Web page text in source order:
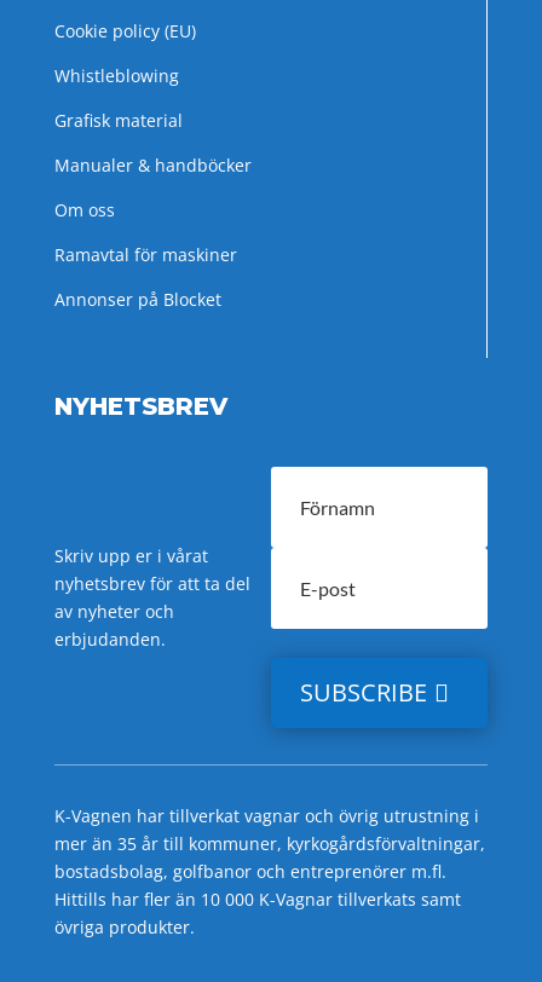
Cookie policy (EU)
Whistleblowing
Grafisk material
Manualer & handböcker
Om oss
Ramavtal för maskiner
Annonser på Blocket
NYHETSBREV
Skriv upp er i vårat
nyhetsbrev för att ta del
av nyheter och
erbjudanden.
SUBSCRIBE
K-Vagnen har tillverkat vagnar och övrig utrustning i
mer än 35 år till kommuner, kyrkogårdsförvaltningar,
bostadsbolag, golfbanor och entreprenörer m.fl.
Hittills har fler än 10 000 K-Vagnar tillverkats samt
övriga produkter.